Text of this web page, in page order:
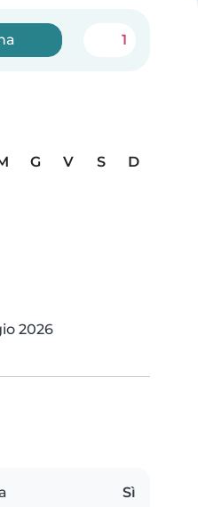
1
G V S
D
2026
Sì